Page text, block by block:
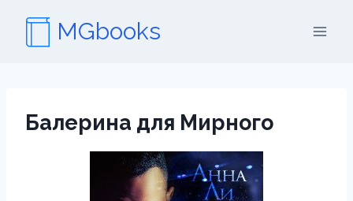
содержимому
MGbooks
Балерина для Мирного